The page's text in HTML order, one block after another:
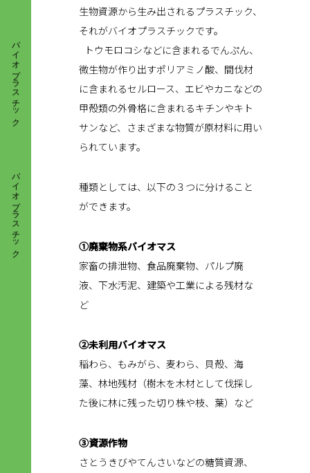
バイオプラスチック
バイオプラスチック
生物資源から生み出されるプラスチック、
それがバイオプラスチックです。
トウモロコシなどに含まれるでんぷん、
微生物が作り出すポリアミノ酸、間伐材
に含まれるセルロース、エビやカニなどの
甲殻類の外骨格に含まれるキチンやキト
サンなど、さまざまな物質が原材料に用い
られています。
種類としては、以下の３つに分けること
ができます。
①廃棄物系バイオマス
家畜の排泄物、食品廃棄物、パルプ廃
液、下水汚泥、建築や工業による残材な
ど
②未利用バイオマス
稲わら、もみがら、麦わら、貝殻、海
藻、林地残材（樹木を木材として伐採し
た後に林に残った切り株や枝、葉）など
③資源作物
さとうきびやてんさいなどの糖質資源、